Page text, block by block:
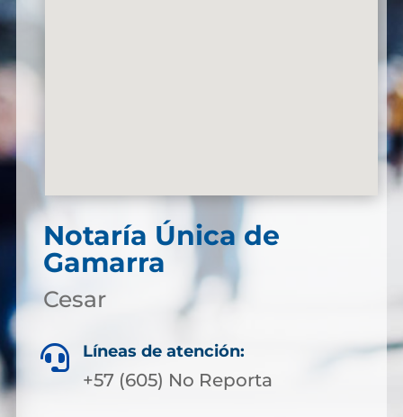
Notaría Única de
Gamarra
Cesar
 Líneas de atención:
+57 (605) No Reporta